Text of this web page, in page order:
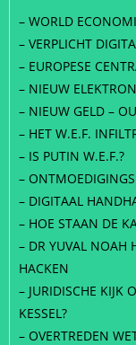
– WORLD
– VERPLICHT
– EUROPESE
– NIEUW
– NIEUW GELD –
– HET W.E.F.
– IS PUTIN W.E.F.?
–
– DIGITAAL
– HOE STAAN DE
– DR YUVAL NOAH
HACKEN
– JURIDISCHE KIJK
KESSEL?
– OVERTREDEN